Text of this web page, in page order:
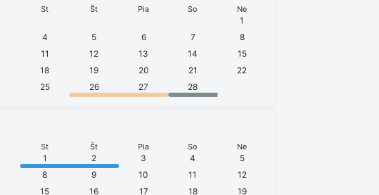
St Št Pia So Ne
1
4 5 6 7
8
11 12 13 14
15
18 19 20 21
22
25 26 27 28
St Št Pia So Ne
1 2 3 4
5
8 9 10 11
12
15 16 17 18
19